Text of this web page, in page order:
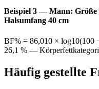
Beispiel 3 — Mann: Größe
Halsumfang 40 cm
BF% = 86,010 × log10(100
26,1 % —
Häufig gestellte